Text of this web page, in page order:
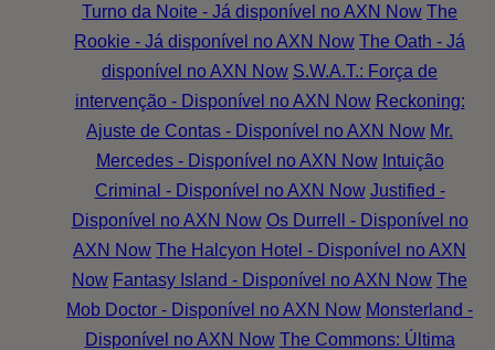
Turno da Noite - Já disponível no AXN Now The
Rookie - Já disponível no AXN Now The Oath - Já
disponível no AXN Now S.W.A.T.: Força de
intervenção - Disponível no AXN Now Reckoning:
Ajuste de Contas - Disponível no AXN Now Mr.
Mercedes - Disponível no AXN Now Intuição
Criminal - Disponível no AXN Now Justified -
Disponível no AXN Now Os Durrell - Disponível no
AXN Now The Halcyon Hotel - Disponível no AXN
Now Fantasy Island - Disponível no AXN Now The
Mob Doctor - Disponível no AXN Now Monsterland -
Disponível no AXN Now The Commons: Última